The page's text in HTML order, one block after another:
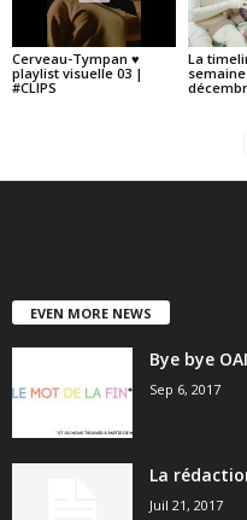
Cerveau-Tympan ♥
playlist visuelle 03 |
#CLIPS
La
semaine
EVEN MORE NEWS
Bye bye
Sep 6, 2017
La
Juil 21, 2017